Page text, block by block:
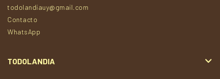
todolandiauy@gmail.com
Contacto
WhatsApp
TODOLANDIA